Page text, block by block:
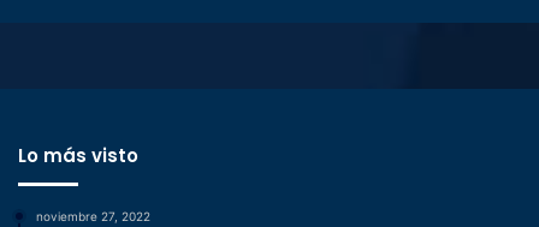
Lo más visto
noviembre 27, 2022